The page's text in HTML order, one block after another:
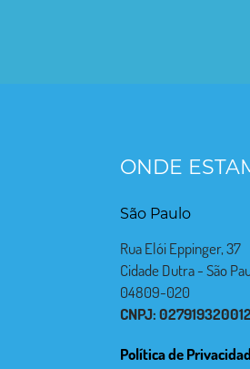
ONDE
São Paulo
Rua Elói Eppinger, 37
Cidade Dutra - São
04809-020
CNPJ:
Política de